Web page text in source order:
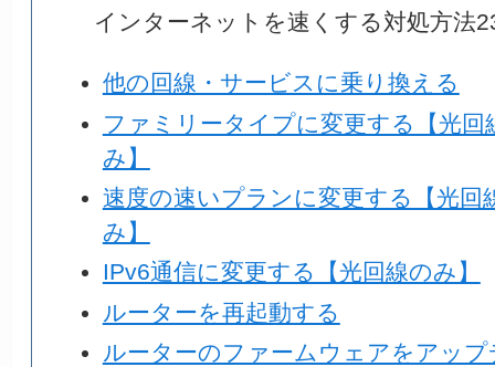
インターネットを速くする対処方法
他の回線・サービスに乗り換える
ファミリータイプに変更する【光回
み】
速度の速いプランに変更する【光回
み】
IPv6通信に変更する【光回線のみ】
ルーターを再起動する
ルーターのファームウェアをアップ